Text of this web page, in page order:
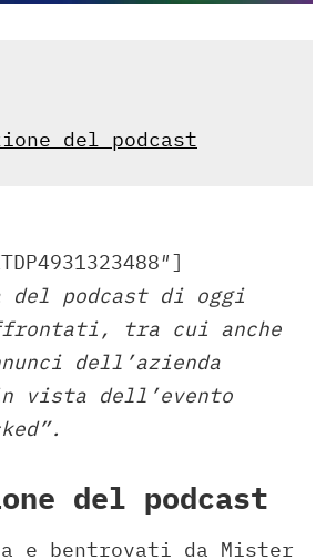
del podcast
del podcast di oggi
tra cui anche
dell’azienda
vista dell’evento
del podcast
e bentrovati da Mister